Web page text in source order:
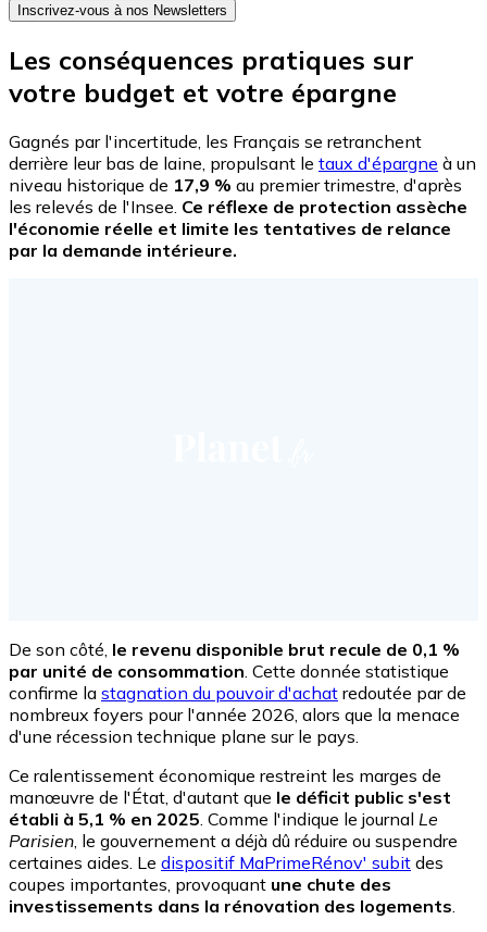
Inscrivez-vous à nos Newsletters
Les conséquences pratiques sur
votre budget et votre épargne
Gagnés par l'incertitude, les Français se retranchent
derrière leur bas de laine, propulsant le taux d'épargne à un
niveau historique de 17,9 % au premier trimestre, d'après
les relevés de l'Insee. Ce réflexe de protection assèche
l'économie réelle et limite les tentatives de relance
par la demande intérieure.
De son côté, le revenu disponible brut recule de 0,1 %
par unité de consommation . Cette donnée statistique
confirme la stagnation du pouvoir d'achat redoutée par de
nombreux foyers pour l'année 2026, alors que la menace
d'une récession technique plane sur le pays.
Ce ralentissement économique restreint les marges de
manœuvre de l'État, d'autant que le déficit public s'est
établi à 5,1 % en 2025 . Comme l'indique le journal Le
Parisien , le gouvernement a déjà dû réduire ou suspendre
certaines aides. Le dispositif MaPrimeRénov' subit des
coupes importantes, provoquant une chute des
investissements dans la rénovation des logements